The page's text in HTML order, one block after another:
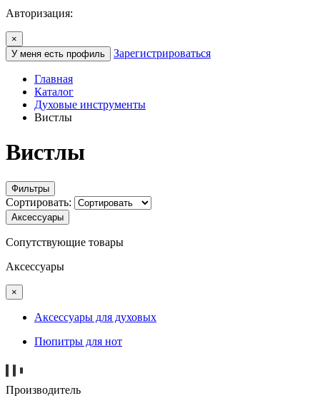
Авторизация:
×
У меня есть профиль
Зарегистрироваться
Главная
Каталог
Духовые инструменты
Вистлы
Вистлы
Фильтры
Сортировать:
Аксессуары
Сопутствующие товары
Аксессуары
×
Аксессуары для духовых
Пюпитры для нот
Производитель